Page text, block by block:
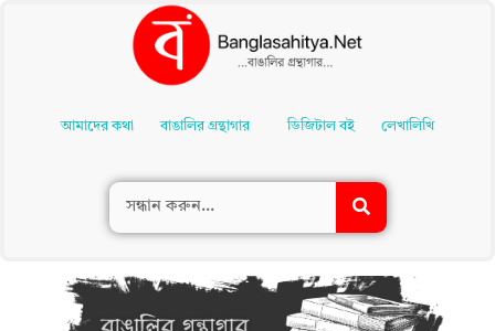
Contentআমাদের কথা বাঙালির গ্রন্থাগার ডিজিটাল বই লেখালিখি